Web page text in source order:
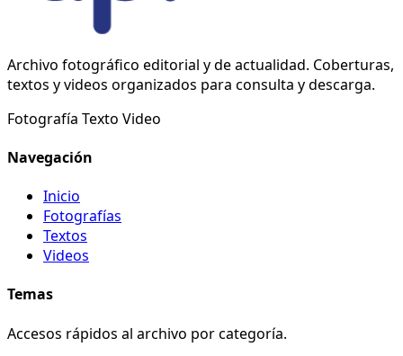
Archivo fotográfico editorial y de actualidad. Coberturas,
textos y videos organizados para consulta y descarga.
Fotografía Texto Video
Navegación
Inicio
Fotografías
Textos
Videos
Temas
Accesos rápidos al archivo por categoría.